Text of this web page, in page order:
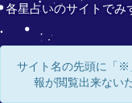
各星占いのサイトでみ
サイト名の先頭に「※
報が閲覧出来ない